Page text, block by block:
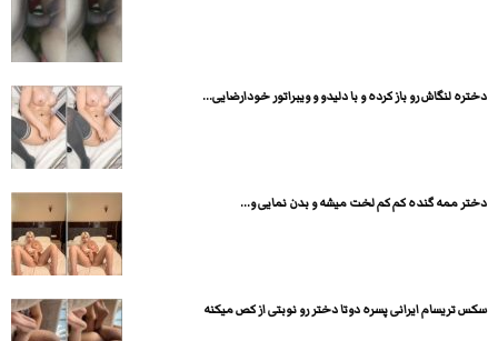
دختره لنگاش رو باز کرده و با دلیدو و ویبراتور خودارضایی...
دختر ممه گنده کم کم لخت میشه و بدن نمایی و...
سکس تریسام ایرانی پسره دوتا دختر رو نوبتی از کص میکنه